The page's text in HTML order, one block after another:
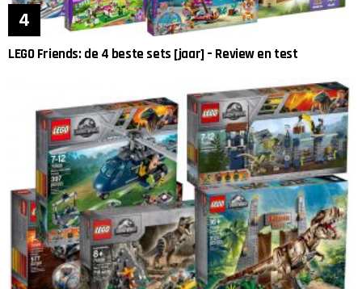
LEGO Friends: de 4 beste sets [jaar] – Review en test